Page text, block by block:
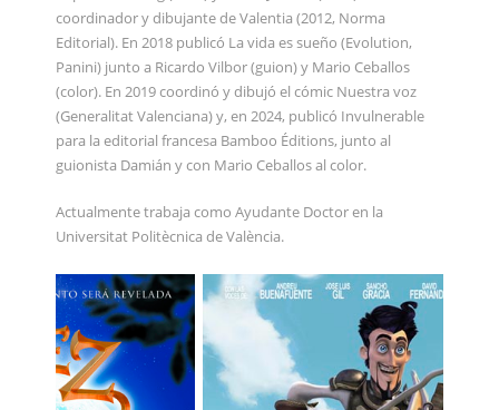
coordinador y dibujante de Valentia (2012, Norma
Editorial). En 2018 publicó La vida es sueño (Evolution,
Panini) junto a Ricardo Vilbor (guion) y Mario Ceballos
(color). En 2019 coordinó y dibujó el cómic Nuestra voz
(Generalitat Valenciana) y, en 2024, publicó Invulnerable
para la editorial francesa Bamboo Éditions, junto al
guionista Damián y con Mario Ceballos al color.
Actualmente trabaja como Ayudante Doctor en la
Universitat Politècnica de València.